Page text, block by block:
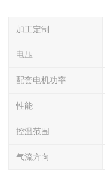
加工定制
电压
配套电机功率
性能
控温范围
气流方向